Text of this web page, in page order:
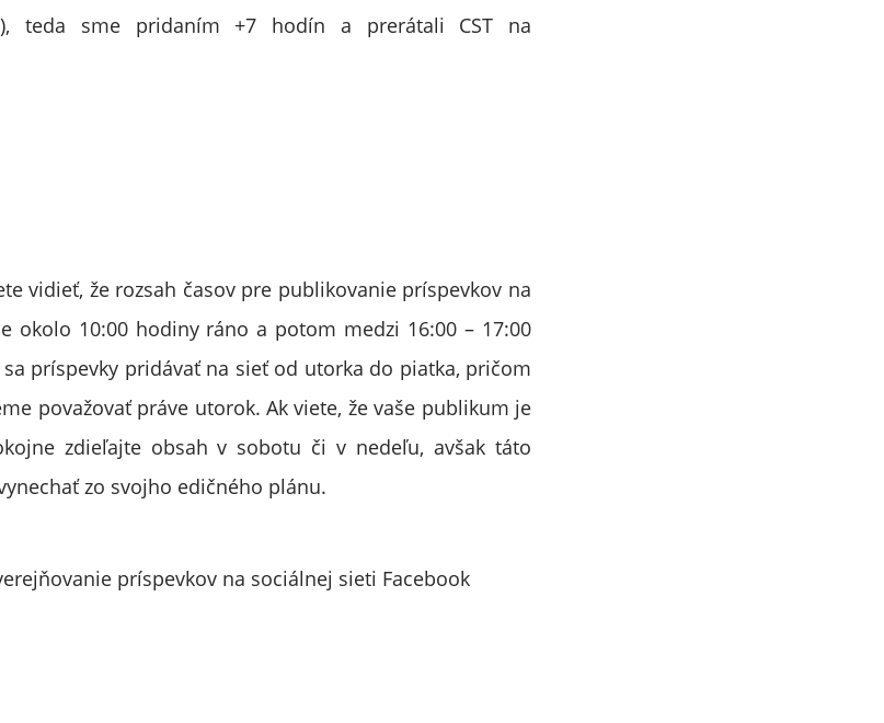
teda sme pridaním +7 hodín a prerátali CST na
vidieť, že rozsah časov pre publikovanie príspevkov na
okolo 10:00 hodiny ráno a potom medzi 16:00 – 17:00
príspevky pridávať na sieť od utorka do piatka, pričom
považovať práve utorok. Ak viete, že vaše publikum je
zdieľajte obsah v sobotu či v nedeľu, avšak táto
zo svojho edičného plánu.